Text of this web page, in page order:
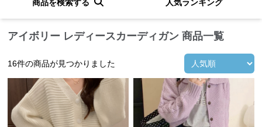
商品を検索する 人気ランキング
アイボリー レディースカーディガン 商品一覧
16件の商品が見つかりました